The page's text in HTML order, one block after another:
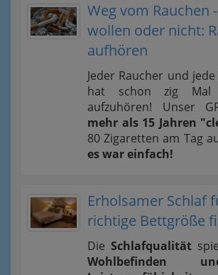
Weg vom Rauchen
wollen oder nicht:
aufhören
Jeder Raucher und
hat schon zig Mal
aufzuhören! Unser
mehr als 15 Jahren
80 Zigaretten am Tag
es war einfach!
Erholsamer Schlaf
richtige Bettgröße
Die Schlafqualität
Wohlbefinden